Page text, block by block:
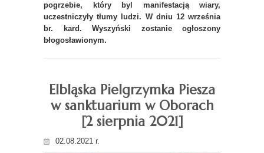
pogrzebie, który byl manifestacją wiary,
uczestniczyły tłumy ludzi. W dniu 12 września
br. kard. Wyszyński zostanie ogłoszony
błogosławionym.
Elbląska Pielgrzymka Piesza
w sanktuarium w Oborach
[2 sierpnia 2021]
02.08.2021 r.